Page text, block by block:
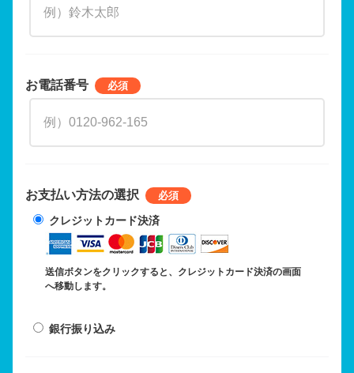
お電話番号
お支払い方法の選択
クレジットカード決済
送信ボタンをクリックすると、クレジットカード決済の画面
へ移動します。
銀行振り込み